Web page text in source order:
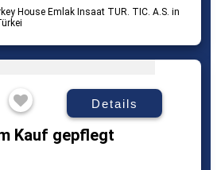
House Emlak Insaat TUR. TIC. A.S. in
Details
Kauf gepflegt